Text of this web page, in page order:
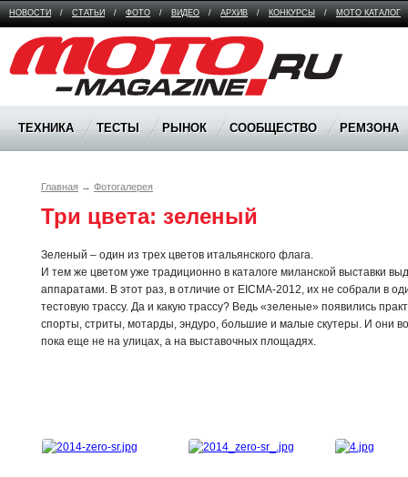
НОВОСТИ / СТАТЬИ / ФОТО / ВИДЕО / АРХИВ / КОНКУРСЫ / МОТО КАТАЛОГ
Moto Magazine
ТЕХНИКА ТЕСТЫ РЫНОК СООБЩЕСТВО РЕМЗОНА
Главная → Фотогалерея
Три цвета: зеленый
Зеленый – один из трех цветов итальянского флага.
И тем же цветом уже традиционно в каталоге миланской выставки
аппаратами. В этот раз, в отличие от EICMA-2012, их не собрали в
тестовую трассу. Да и какую трассу? Ведь «зеленые» появились
спорты, стриты, мотарды, эндуро, большие и малые скутеры. И они
пока еще не на улицах, а на выставочных площадях.